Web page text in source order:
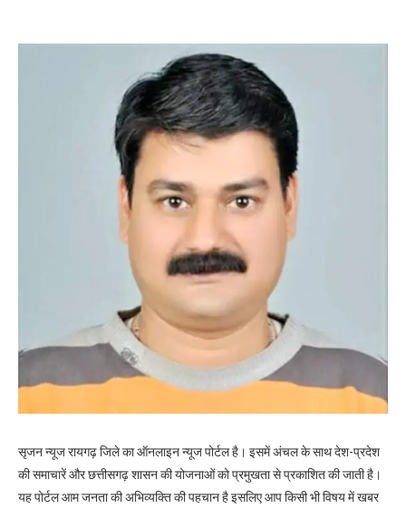
सृजन न्यूज रायगढ़ जिले का ऑनलाइन न्यूज पोर्टल है। इसमें अंचल के साथ देश-प्रदेश
की समाचारें और छत्तीसगढ़ शासन की योजनाओं को प्रमुखता से प्रकाशित की जाती है।
यह पोर्टल आम जनता की अभिव्यक्ति की पहचान है इसलिए आप किसी भी विषय में खबर